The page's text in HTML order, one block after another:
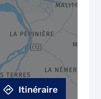
Itinéraire